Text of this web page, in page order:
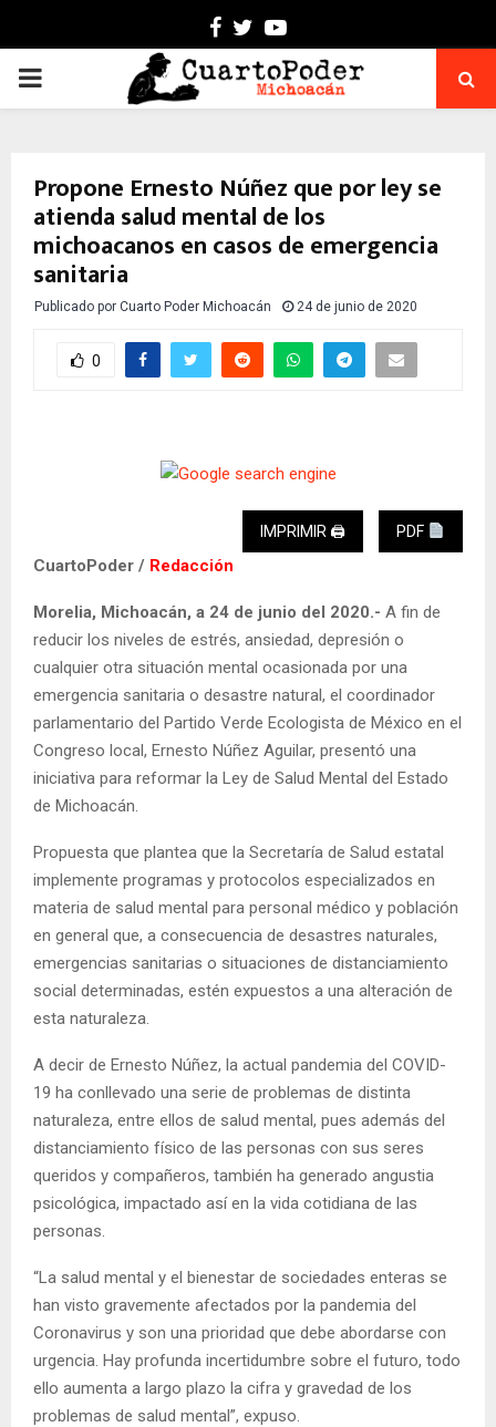
Facebook
TwitterYoutube
PRIMARY
Propone Ernesto Núñez que por ley se
atienda salud mental de los
michoacanos en casos de emergencia
sanitaria
Publicado por Cuarto Poder Michoacán 24 de junio de 2020
0
IMPRIMIR 🖨 PDF
CuartoPoder / Redacción
Morelia, Michoacán, a 24 de junio del 2020.- A fin de
reducir los niveles de estrés, ansiedad, depresión o
cualquier otra situación mental ocasionada por una
emergencia sanitaria o desastre natural, el coordinador
parlamentario del Partido Verde Ecologista de México en el
Congreso local, Ernesto Núñez Aguilar, presentó una
iniciativa para reformar la Ley de Salud Mental del Estado
de Michoacán.
Propuesta que plantea que la Secretaría de Salud estatal
implemente programas y protocolos especializados en
materia de salud mental para personal médico y población
en general que, a consecuencia de desastres naturales,
emergencias sanitarias o situaciones de distanciamiento
social determinadas, estén expuestos a una alteración de
esta naturaleza.
A decir de Ernesto Núñez, la actual pandemia del COVID-
19 ha conllevado una serie de problemas de distinta
naturaleza, entre ellos de salud mental, pues además del
distanciamiento físico de las personas con sus seres
queridos y compañeros, también ha generado angustia
psicológica, impactado así en la vida cotidiana de las
personas.
“La salud mental y el bienestar de sociedades enteras se
han visto gravemente afectados por la pandemia del
Coronavirus y son una prioridad que debe abordarse con
urgencia. Hay profunda incertidumbre sobre el futuro, todo
ello aumenta a largo plazo la cifra y gravedad de los
problemas de salud mental”, expuso.